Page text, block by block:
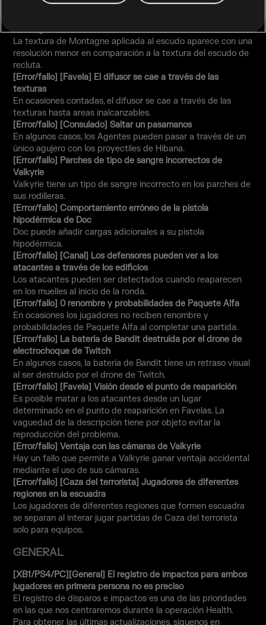
y cuelga en cierto ángulo en algunas armas.
Montagne
La textura de Montagne aplicada al escudo aparece con una
resolución menor en comparación a la textura del escudo de
recluta.
[Error/fallo] [Favela] El difusor se cae a través de las
texturas
En ocasiones contadas, el difusor se cae a través de las
texturas hasta areas inalcanzables.
[Error/fallo] [Consulado] Saltar un pasamanos
En algunos casos, los Agentes pueden pasar a través de un
único agujero con los proyectiles de Hibana.
[Error/fallo] Parches de tipo de sangre incorrectos de
Valkyrie
Valkyrie tiene un tipo de sangre incorrecto en los parches de
sus rodilleras.
[Error/fallo] Comportamiento erróneo de la pistola
hipodérmica de Doc
Doc puede añadir cargas adicionales a su pistola
hipodérmica.
[Error/fallo] [Canal] Los defensores pueden ver a los
atacantes a través de los edificios
Los atacantes pueden ser detectados cuando reaparecen
en los muelles al inicio de la ronda.
[Error/fallo] 0 renombre y probabilidades de Paquete Alfa
En ocasiones los jugadores no reciben renombre y
probabilidades de Paquete Alfa al completar una partida.
[Error/fallo] La batería de Bandit destruída por el drone de
electrochoque de Twitch
En algunos casos, la batería de Bandit tiene un retraso visual
al ser destruido por el drone de Twitch.
[Error/fallo] [Favela] Visión desde el punto de reaparición
Es posible matar a los atacantes desde un lugar
determinado en el punto de reaparición en Favelas. La
vaguedad de la descripción tiene por objeto evitar la
reproducción del problema.
[Error/fallo] Ventaja con las cámaras de Valkyrie
Hay un fallo que permite a Valkyrie ganar ventaja accidental
mediante el uso de sus cámaras.
[Error/fallo] [Caza del terrorista] Jugadores de diferentes
regiones en la escuadra
Los jugadores de diferentes regiones que formen escuadra
se separan al interar jugar partidas de Caza del terrorista
solo para equipos.
GENERAL
[XB1/PS4/PC][General] El registro de impactos para ambos
jugadores en primera persona no es preciso
El registro de disparos e impactos es una de las prioridades
en las que nos centraremos durante la operación Health.
Para obtener las últimas actualizaciones, síguenos en